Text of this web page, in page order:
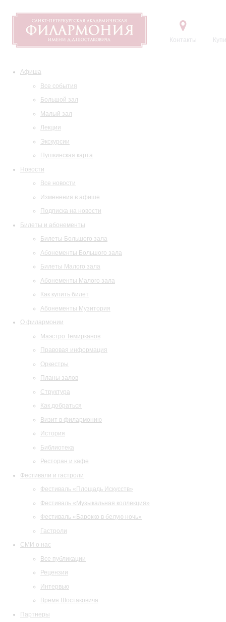
Контакты
Афиша
Все события
Большой зал
Малый зал
Лекции
Экскурсии
Пушкинская карта
Новости
Все новости
Изменения в афише
Подписка на новости
Билеты и абонементы
Билеты Большого зала
Абонементы Большого зала
Билеты Малого зала
Абонементы Малого зала
Как купить билет
Абонементы Музитория
О филармонии
Маэстро Темирканов
Правовая информация
Оркестры
Планы залов
Структура
Как добраться
Визит в филармонию
История
Библиотека
Ресторан и кафе
Фестивали и гастроли
Фестиваль «Площадь Искусств»
Фестиваль «Музыкальная коллекция»
Фестиваль «Барокко в белую ночь»
Гастроли
СМИ о нас
Все публикации
Рецензии
Интервью
Время Шостаковича
Партнеры